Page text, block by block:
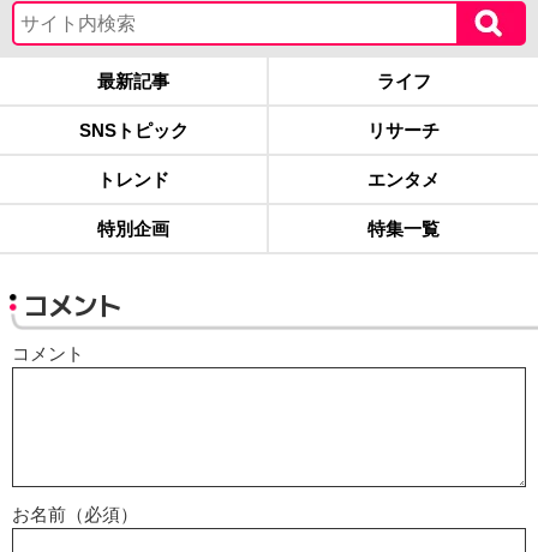
最新記事 ライフ
SNSトピック リサーチ
トレンド エンタメ
特別企画 特集一覧
コメント
コメント
お名前（必須）